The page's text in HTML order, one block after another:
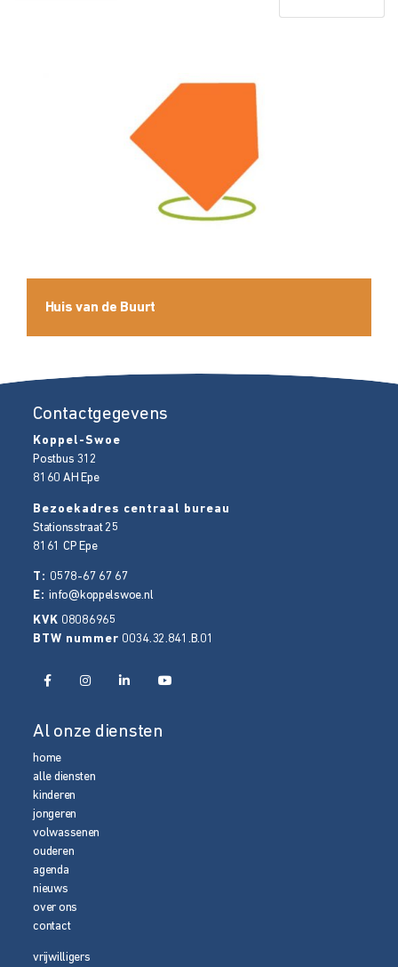
Huis van de Buurt
Contactgegevens
Koppel-Swoe
Postbus 312
8160 AH Epe
Bezoekadres centraal bureau
Stationsstraat 25
8161 CP Epe
T: 0578-67 67 67
E:info@koppelswoe.nl
KVK 08086965
BTW nummer 0034.32.841.B.01
Al onze diensten
home
alle diensten
kinderen
jongeren
volwassenen
ouderen
agenda
nieuws
over ons
contact
vrijwilligers